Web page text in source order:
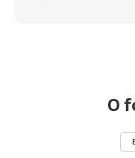
O